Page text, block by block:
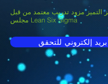
التميز مزود تدريب معتمد من قبل
مجلس Lean Six Sigma
إلكتروني للتحقق